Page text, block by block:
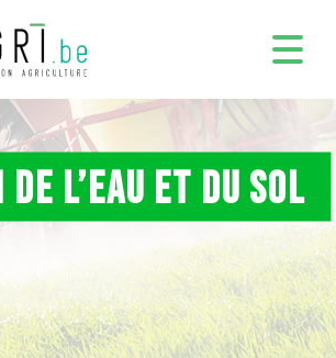
de l’eau et du sol